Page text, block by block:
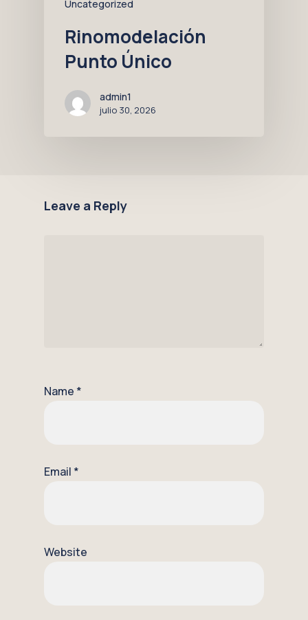
Uncategorized
Rinomodelación
Punto Único
admin1
julio 30, 2026
Leave a Reply
Name *
Email *
Website